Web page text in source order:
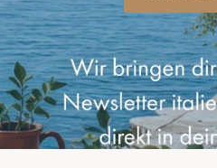
Münster
Oldenburg
Potsdam
Rostock